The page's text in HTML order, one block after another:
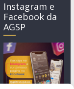
Instagram e
Facebook da
AGSP